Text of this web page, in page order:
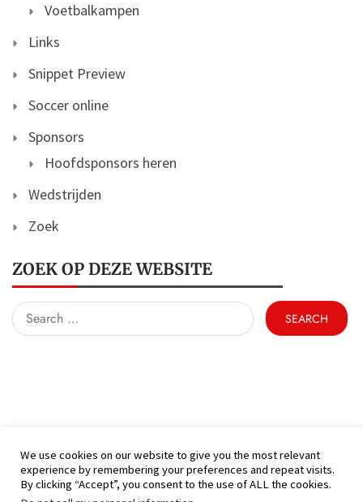
Voetbalkampen
Links
Snippet Preview
Soccer online
Sponsors
Hoofdsponsors heren
Wedstrijden
Zoek
ZOEK OP DEZE WEBSITE
Search
for:
(C) KFC Hamont 99 - Alle rechten voorbehouden
We use cookies on our website to give you the most relevant
experience by remembering your preferences and repeat visits.
By clicking “Accept”, you consent to the use of ALL the cookies.